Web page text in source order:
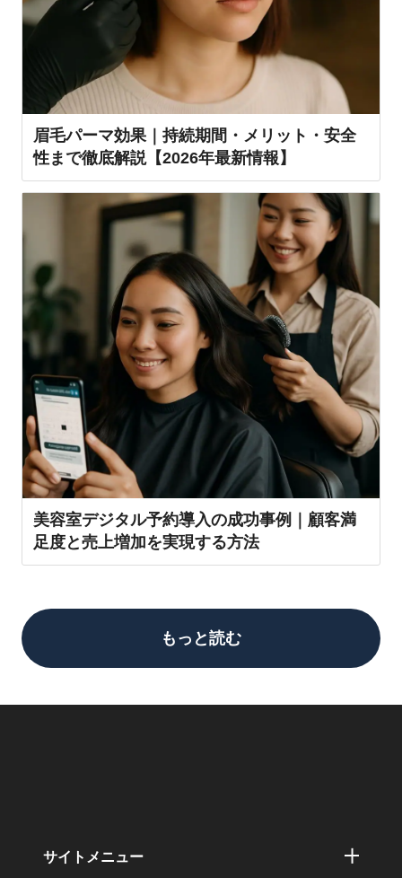
眉毛パーマ効果｜持続期間・メリット・安全
性まで徹底解説【2026年最新情報】
美容室デジタル予約導入の成功事例｜顧客満
足度と売上増加を実現する方法
もっと読む
サイトメニュー